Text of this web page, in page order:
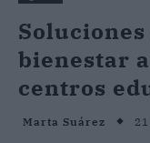
bienestar
centros
Marta Suárez